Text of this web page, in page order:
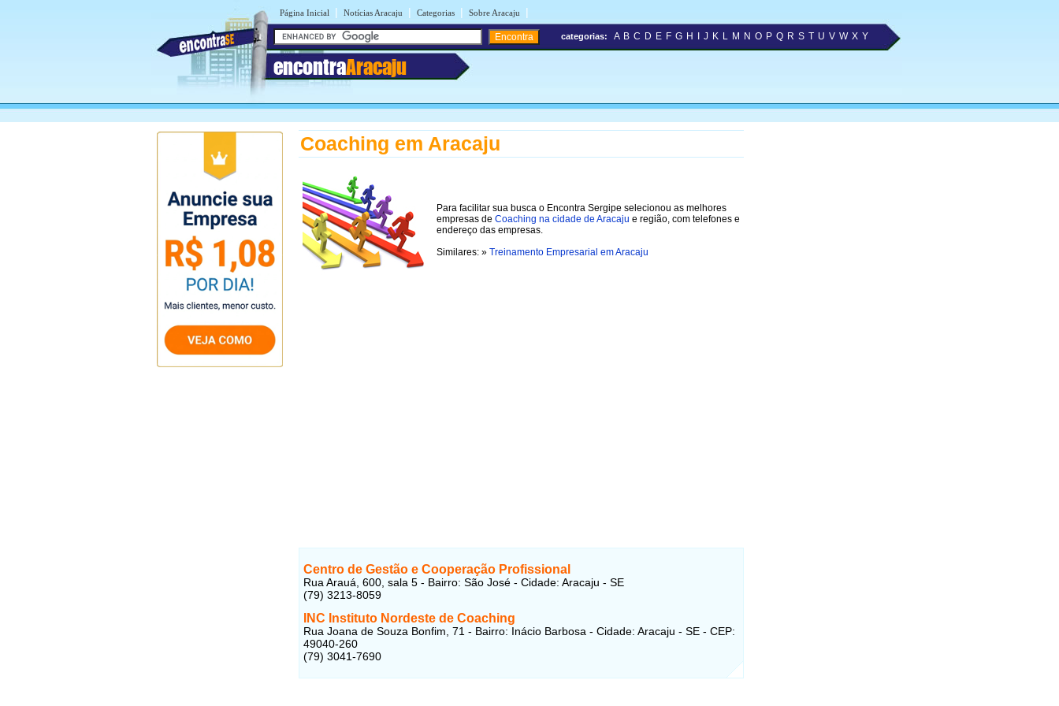
Página Inicial | Notícias Aracaju | Categorias | Sobre Aracaju |
encontraAracaju
categorias: A B C D E F G H J K L M N O P Q R S T U V W X Y
Coaching em Aracaju
Para facilitar sua busca o Encontra Sergipe selecionou as melhores
empresas de Coaching na cidade de Aracaju e região, com telefones e
endereço das empresas.
Similares: » Treinamento Empresarial em Aracaju
Centro de Gestão e Cooperação Profissional
Rua Arauá, 600, sala 5 - Bairro: São José - Cidade: Aracaju - SE
(79) 3213-8059
INC Instituto Nordeste de Coaching
Rua Joana de Souza Bonfim, 71 - Bairro: Inácio Barbosa - Cidade: Aracaju - SE - CEP:
49040-260
(79) 3041-7690